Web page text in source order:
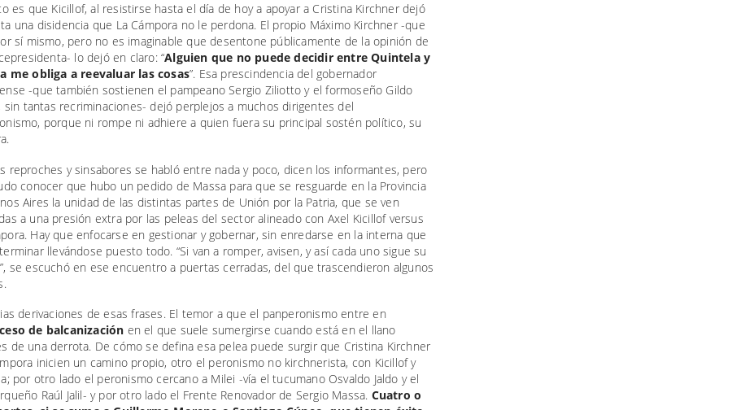
es que Kicillof, al resistirse hasta el día de hoy a apoyar a Cristina Kirchner dejó
una disidencia que La Cámpora no le perdona. El propio Máximo Kirchner -que
sí mismo, pero no es imaginable que desentone públicamente de la opinión de
lo dejó en claro: “Alguien que no puede decidir entre Quintela y
me obliga a reevaluar las cosas”. Esa prescindencia del gobernador
-que también sostienen el pampeano Sergio Ziliotto y el formoseño Gildo
sin tantas recriminaciones- dejó perplejos a muchos dirigentes del
porque ni rompe ni adhiere a quien fuera su principal sostén político, su
reproches y sinsabores se habló entre nada y poco, dicen los informantes, pero
conocer que hubo un pedido de Massa para que se resguarde en la Provincia
Aires la unidad de las distintas partes de Unión por la Patria, que se ven
a una presión extra por las peleas del sector alineado con Axel Kicillof versus
Hay que enfocarse en gestionar y gobernar, sin enredarse en la interna que
llevándose puesto todo. “Si van a romper, avisen, y así cada uno sigue su
se escuchó en ese encuentro a puertas cerradas, del que trascendieron algunos
derivaciones de esas frases. El temor a que el panperonismo entre en
de balcanización en el que suele sumergirse cuando está en el llano
de una derrota. De cómo se defina esa pelea puede surgir que Cristina Kirchner
inicien un camino propio, otro el peronismo no kirchnerista, con Kicillof y
por otro lado el peronismo cercano a Milei -vía el tucumano Osvaldo Jaldo y el
Raúl Jalil- y por otro lado el Frente Renovador de Sergio Massa. Cuatro o